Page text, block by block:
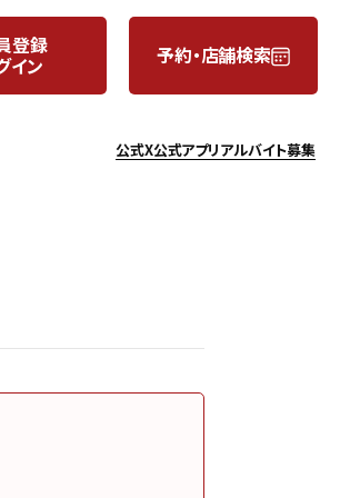
登録
イン 予約・店舗検索
公式X公式アプリアルバイト募集